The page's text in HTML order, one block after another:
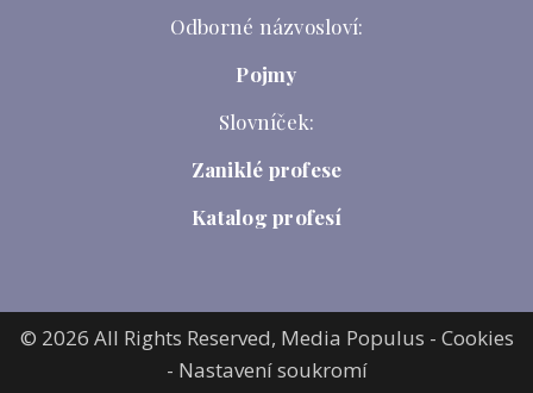
Odborné názvosloví:
Pojmy
Slovníček:
Zaniklé profese
Katalog profesí
© 2026 All Rights Reserved, Media Populus - Cookies
- Nastavení soukromí